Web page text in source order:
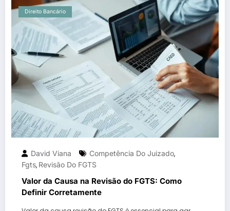
Direito Bancário
David Viana Competência Do Juizado,
Fgts, Revisão Do FGTS
Valor da Causa na Revisão do FGTS: Como
Definir Corretamente